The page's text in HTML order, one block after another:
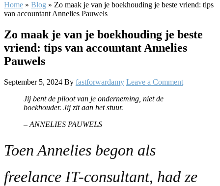
Home » Blog » Zo maak je van je boekhouding je beste vriend: tips
van accountant Annelies Pauwels
Zo maak je van je boekhouding je beste
vriend: tips van accountant Annelies
Pauwels
September 5, 2024 By fastforwardamy Leave a Comment
Jij bent de piloot van je onderneming, niet de
boekhouder. Jij zit aan het stuur.
– ANNELIES PAUWELS
Toen Annelies begon als
freelance IT-consultant, had ze